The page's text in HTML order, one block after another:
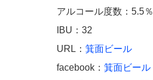
アルコール度数：5.5％
IBU：32
URL： 箕面ビール
facebook： 箕面ビール